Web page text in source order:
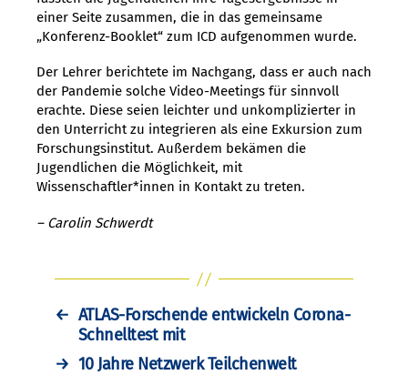
einer Seite zusammen, die in das gemeinsame
„Konferenz-Booklet“ zum ICD aufgenommen wurde.
Der Lehrer berichtete im Nachgang, dass er auch nach
der Pandemie solche Video-Meetings für sinnvoll
erachte. Diese seien leichter und unkomplizierter in
den Unterricht zu integrieren als eine Exkursion zum
Forschungsinstitut. Außerdem bekämen die
Jugendlichen die Möglichkeit, mit
Wissenschaftler*innen in Kontakt zu treten.
– Carolin Schwerdt
← ATLAS-Forschende entwickeln Corona-
Schnelltest mit
→ 10 Jahre Netzwerk Teilchenwelt